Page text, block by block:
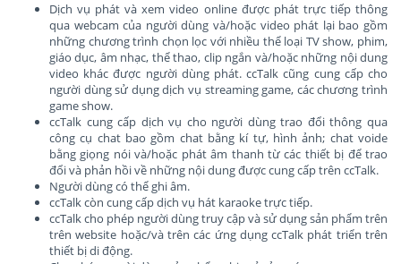
Dịch vụ phát và xem video online được phát trực tiếp thông
qua webcam của người dùng và/hoặc video phát lại bao gồm
những chương trình chọn lọc với nhiều thể loại TV show, phim,
giáo dục, âm nhạc, thể thao, clip ngắn và/hoặc những nội dung
video khác được người dùng phát. ccTalk cũng cung cấp cho
người dùng sử dụng dịch vụ streaming game, các chương trình
game show.
ccTalk cung cấp dịch vụ cho người dùng trao đổi thông qua
công cụ chat bao gồm chat bằng kí tự, hình ảnh; chat voide
bằng giọng nói và/hoặc phát âm thanh từ các thiết bị để trao
đổi và phản hồi về những nội dung được cung cấp trên ccTalk.
Người dùng có thể ghi âm.
ccTalk còn cung cấp dịch vụ hát karaoke trực tiếp.
ccTalk cho phép người dùng truy cập và sử dụng sản phẩm trên
trên website hoặc/và trên các ứng dụng ccTalk phát triển trên
thiết bị di động.